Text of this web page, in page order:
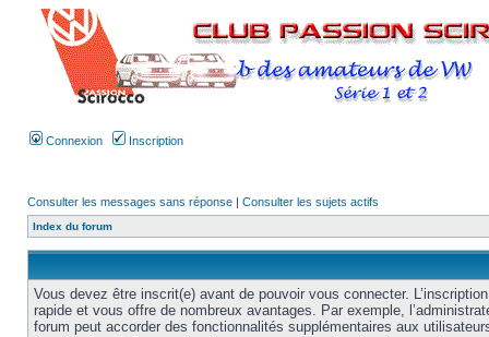
Connexion Inscription
Consulter les messages sans réponse | Consulter les sujets actifs
Index du forum
Vous devez être inscrit(e) avant de pouvoir vous connecter.
rapide et vous offre de nombreux avantages. Par exemple,
forum peut accorder des fonctionnalités supplémentaires aux